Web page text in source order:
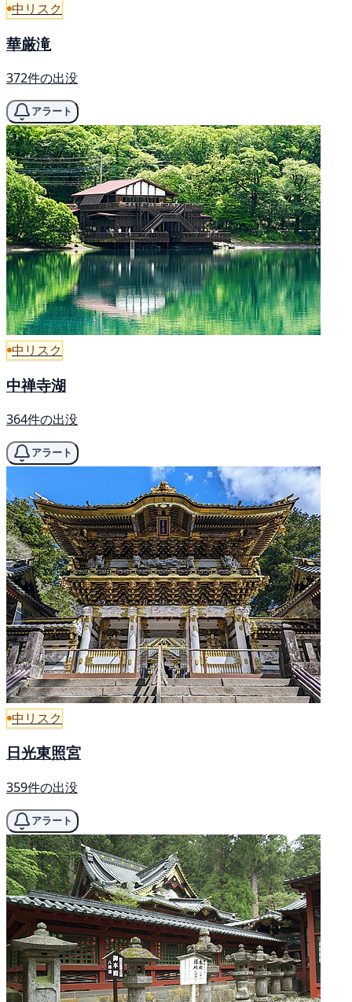
中リスク
華厳滝
372件の出没
アラート
中リスク
中禅寺湖
364件の出没
アラート
中リスク
日光東照宮
359件の出没
アラート